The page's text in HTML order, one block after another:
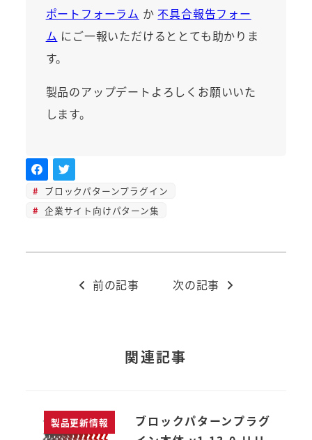
ポートフォーラム か 不具合報告フォー
ム にご一報いただけるととても助かりま
す。
製品のアップデートよろしくお願いいた
します。
ブロックパターンプラグイン
企業サイト向けパターン集
前の記事 次の記事
関連記事
製品更新情報
ブロックパターンプラグ